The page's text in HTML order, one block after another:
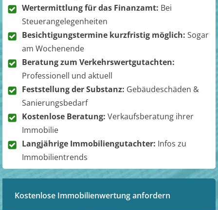
Wertermittlung für das Finanzamt: Bei
Steuerangelegenheiten
Besichtigungstermine kurzfristig möglich: Sogar
am Wochenende
Beratung zum Verkehrswertgutachten:
Professionell und aktuell
Feststellung der Substanz: Gebäudeschäden &
Sanierungsbedarf
Kostenlose Beratung: Verkaufsberatung ihrer
Immobilie
Langjährige Immobiliengutachter: Infos zu
Immobilientrends
Kostenlose Immobilienwertung anfordern